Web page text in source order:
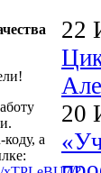
а
22
20